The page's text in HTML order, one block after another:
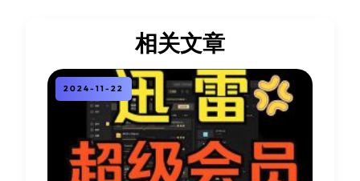
相关文章
2024-11-22